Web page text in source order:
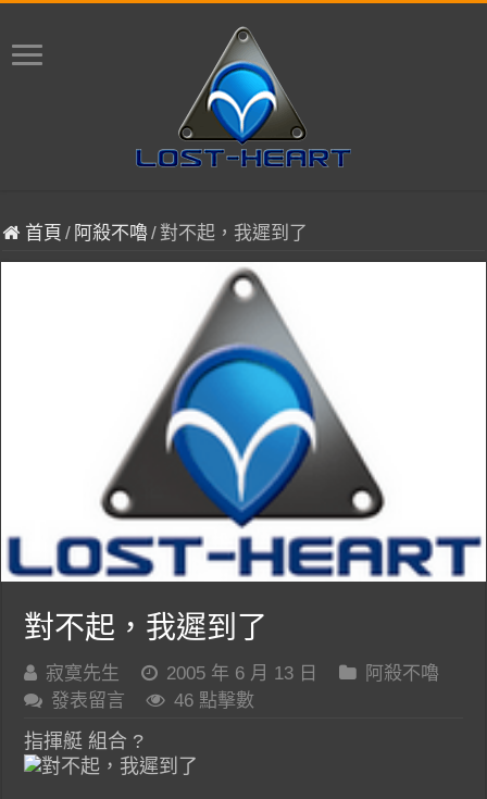
首頁 / 阿殺不嚕/對不起，我遲到了
對不起，我遲到了
寂寞先生 2005 年 6 月 13 日
阿殺不嚕
發表留言
46 點擊數
指揮艇 組合 ?